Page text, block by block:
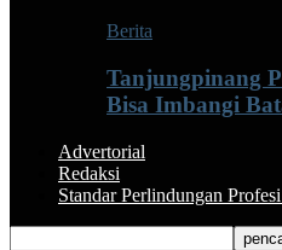
Berita
Tanjungpinang
Bisa Imbangi
Advertorial
Redaksi
Standar Perlindungan